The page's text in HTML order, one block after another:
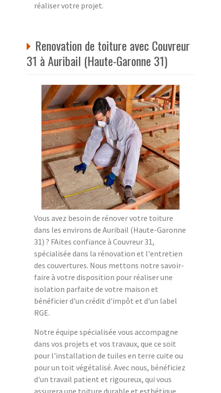
réaliser votre projet.
Renovation de toiture avec Couvreur
31 à Auribail (Haute-Garonne 31)
Vous avez besoin de rénover votre toiture
dans les environs de Auribail (Haute-Garonne
31) ? FAites confiance à Couvreur 31,
spécialisée dans la rénovation et l'entretien
des couvertures. Nous mettons notre savoir-
faire à votre disposition pour réaliser une
isolation parfaite de votre maison et
bénéficier d'un crédit d'impôt et d'un label
RGE.
Notre équipe spécialisée vous accompagne
dans vos projets et vos travaux, que ce soit
pour l'installation de tuiles en terre cuite ou
pour un toit végétalisé. Avec nous, bénéficiez
d'un travail patient et rigoureux, qui vous
assurera une toiture durable et esthétique.